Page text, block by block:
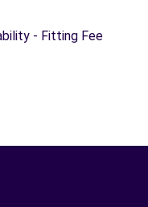
- Fitting Fee